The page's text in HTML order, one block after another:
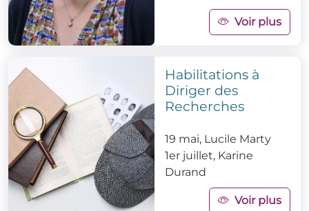
Voir plus
Habilitations à
Diriger des
Recherches
19 mai, Lucile Marty
1er juillet, Karine
Durand
Voir plus